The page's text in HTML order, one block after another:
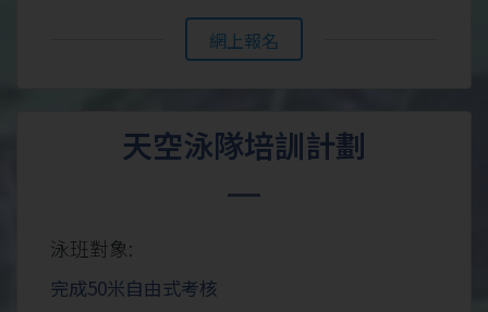
網上報名
天空泳隊培訓計劃
泳班對象:
完成50米自由式考核